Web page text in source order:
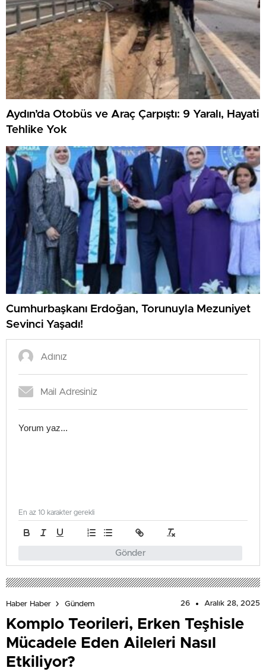
Aydın’da Otobüs ve Araç Çarpıştı: 9 Yaralı, Hayati
Tehlike Yok
Cumhurbaşkanı Erdoğan, Torunuyla Mezuniyet
Sevinci Yaşadı!
Gönder
En az 10 karakter gerekli
Haber Haber Gündem 26 Aralık 28, 2025
Komplo Teorileri, Erken Teşhisle
Mücadele Eden Aileleri Nasıl
Etkiliyor?